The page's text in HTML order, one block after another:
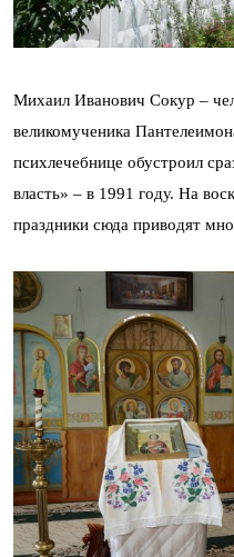
Михаил Иванович Сокур –
великомученика
психлечебнице обустроил
власть» – в 1991 году. На
праздники сюда приводят